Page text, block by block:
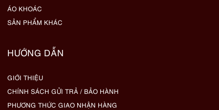
ÁO KHOÁC
SẢN PHẨM KHÁC
HƯỚNG DẪN
GIỚI THIỆU
CHÍNH SÁCH GỬI TRẢ / BẢO HÀNH
PHƯƠNG THỨC GIAO NHẬN HÀNG